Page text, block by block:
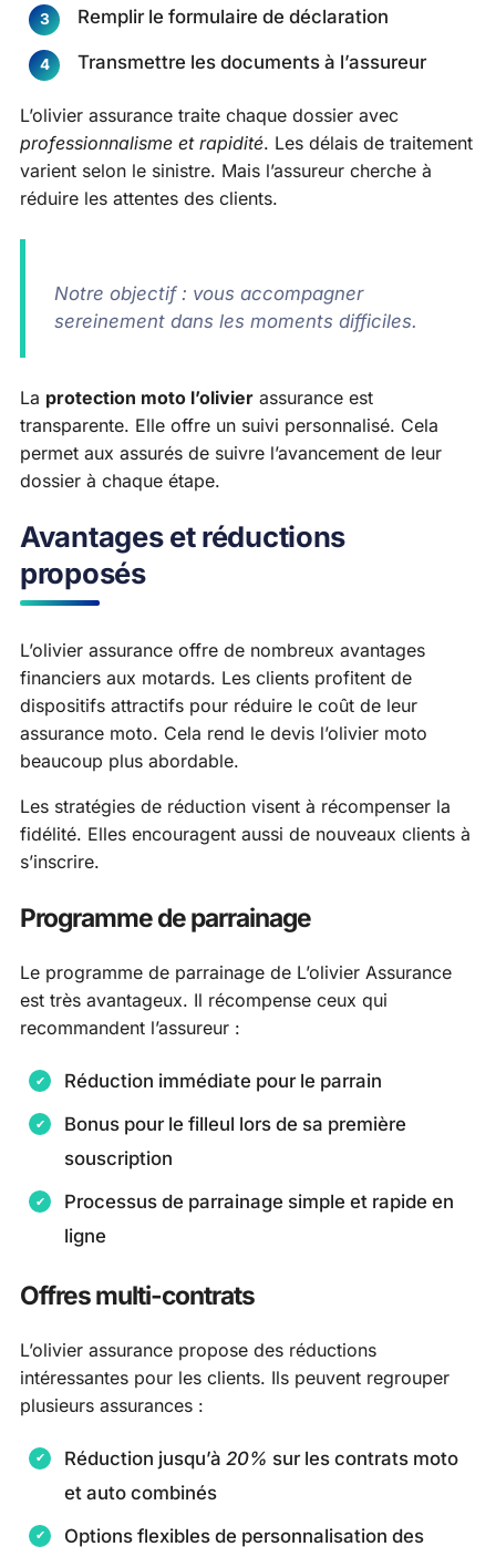
Remplir le formulaire de déclaration
Transmettre les documents à l’assureur
L’olivier assurance traite chaque dossier avec
professionnalisme et rapidité. Les délais de traitement
varient selon le sinistre. Mais l’assureur cherche à
réduire les attentes des clients.
Notre objectif : vous accompagner
sereinement dans les moments difficiles.
La protection moto l’olivier assurance est
transparente. Elle offre un suivi personnalisé. Cela
permet aux assurés de suivre l’avancement de leur
dossier à chaque étape.
Avantages et réductions
proposés
L’olivier assurance offre de nombreux avantages
financiers aux motards. Les clients profitent de
dispositifs attractifs pour réduire le coût de leur
assurance moto. Cela rend le devis l’olivier moto
beaucoup plus abordable.
Les stratégies de réduction visent à récompenser la
fidélité. Elles encouragent aussi de nouveaux clients à
s’inscrire.
Programme de parrainage
Le programme de parrainage de L’olivier Assurance
est très avantageux. Il récompense ceux qui
recommandent l’assureur :
Réduction immédiate pour le parrain
Bonus pour le filleul lors de sa première
souscription
Processus de parrainage simple et rapide en
ligne
Offres multi-contrats
L’olivier assurance propose des réductions
intéressantes pour les clients. Ils peuvent regrouper
plusieurs assurances :
Réduction jusqu’à 20% sur les contrats moto
et auto combinés
Options flexibles de personnalisation des